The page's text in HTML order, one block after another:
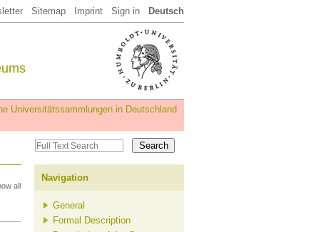
Sitemap Imprint Sign in Deutsch
Universitätssammlungen in Deutschland
all
Navigation
General
Formal Description